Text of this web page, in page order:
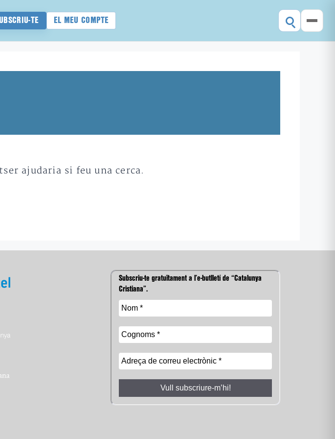
TE EL MEU COMPTE
ajudaria si feu una cerca.
Subscriu-te gratuïtament a l’e-butlletí de “Catalunya
Cristiana”.